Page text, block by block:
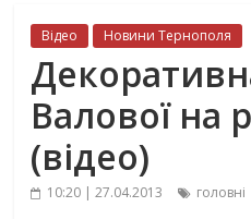
Відео Новини Тернополя
Валової на
(відео)
10:20 | 27.04.2013 головні